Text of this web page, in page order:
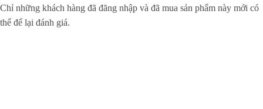
Chỉ những khách hàng đã đăng nhập và đã mua sản phẩm này mới có
thể để lại đánh giá.